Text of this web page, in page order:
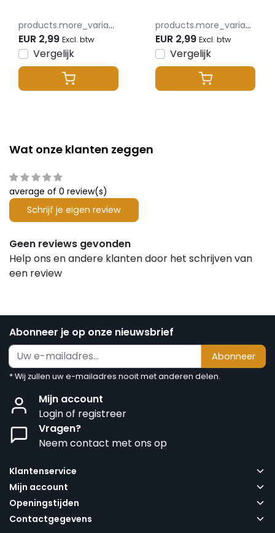
ip67 waterdichte
verlengkabel - Voor
SL1-12 serie. 100cm -
AM-SP-15MN5B
products.more_variants_available
EUR 2,99 Excl. btw
Vergelijk
ip67 waterdichte
verlengkabel - Voor
SL1-12 serie. 100cm -
AM-SP-15MN5B
products.more_variants_available
EUR 2,99 Excl. btw
Vergelijk
Wat onze klanten zeggen
average of 0 review(s)
Schrijf je eigen review
Geen reviews gevonden
Help ons en andere klanten door het schrijven van
een review
Abonneer je op onze nieuwsbrief
Abonneer
* Wij zullen uw e-mailadres nooit met anderen delen.
Mijn account
Login of registreer
Vragen?
Neem contact met ons op
Klantenservice
Mijn account
Openingstijden
Contactgegevens